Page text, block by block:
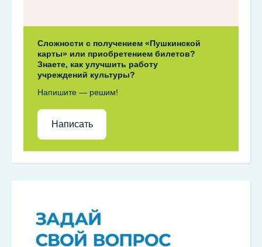
Сложности с получением «Пушкинской
карты» или приобретением билетов?
Знаете, как улучшить работу
учреждений культуры?
Напишите — решим!
Написать